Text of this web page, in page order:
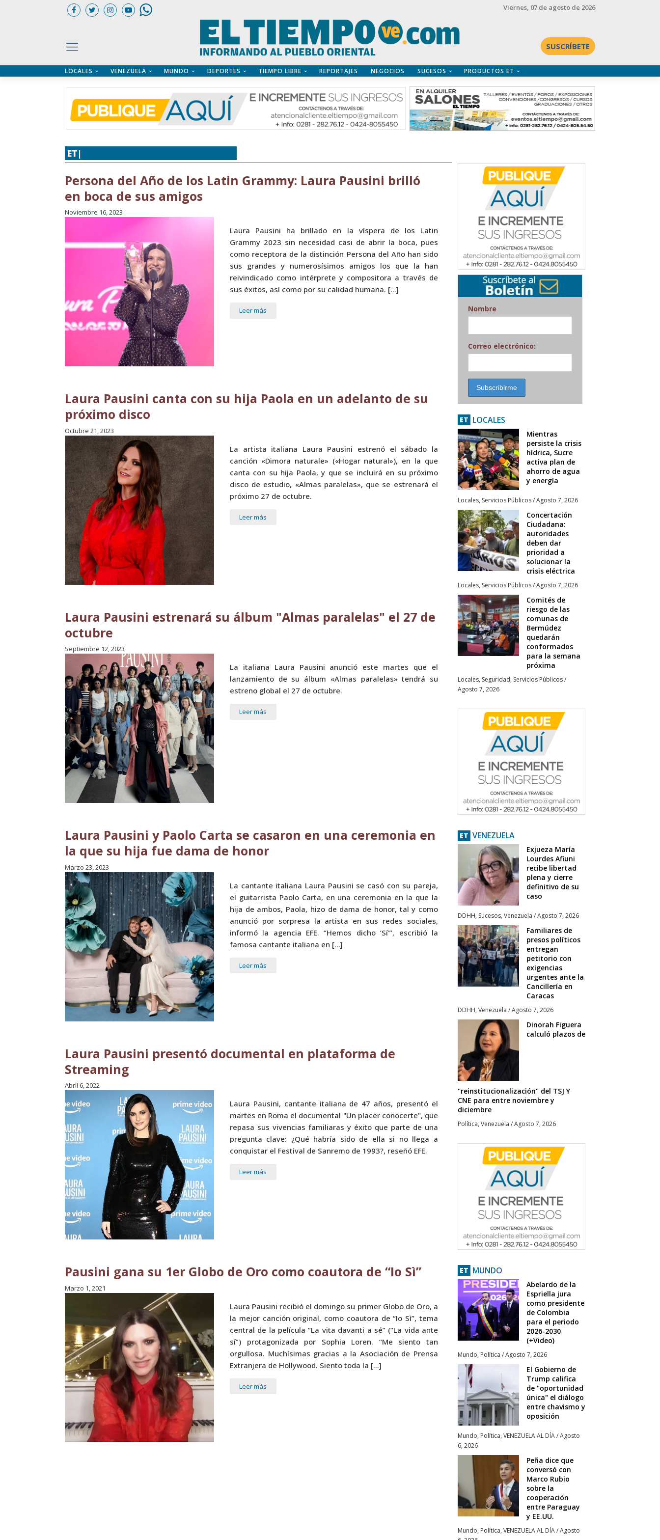
Viernes, 07 de agosto de 2026
SUSCRÍBETE
LOCALES VENEZUELA MUNDO DEPORTES TIEMPO LIBRE REPORTAJES NEGOCIOS SUCESOS PRODUCTOS ET
ET|
Persona del Año de los Latin Grammy: Laura Pausini brilló
en boca de sus amigos
Noviembre 16, 2023
Laura Pausini ha brillado en la víspera de los Latin
Grammy 2023 sin necesidad casi de abrir la boca, pues
como receptora de la distinción Persona del Año han sido
sus grandes y numerosísimos amigos los que la han
reivindicado como intérprete y compositora a través de
sus éxitos, así como por su calidad humana. […]
Leer más
Laura Pausini canta con su hija Paola en un adelanto de su
próximo disco
Octubre 21, 2023
La artista italiana Laura Pausini estrenó el sábado la
canción «Dimora naturale» («Hogar natural»), en la que
canta con su hija Paola, y que se incluirá en su próximo
disco de estudio, «Almas paralelas», que se estrenará el
próximo 27 de octubre.
Leer más
Laura Pausini estrenará su álbum "Almas paralelas" el 27 de
octubre
Septiembre 12, 2023
La italiana Laura Pausini anunció este martes que el
lanzamiento de su álbum «Almas paralelas» tendrá su
estreno global el 27 de octubre.
Leer más
Laura Pausini y Paolo Carta se casaron en una ceremonia en
la que su hija fue dama de honor
Marzo 23, 2023
La cantante italiana Laura Pausini se casó con su pareja,
el guitarrista Paolo Carta, en una ceremonia en la que la
hija de ambos, Paola, hizo de dama de honor, tal y como
anunció por sorpresa la artista en sus redes sociales,
informó la agencia EFE. “Hemos dicho ‘Sí'”, escribió la
famosa cantante italiana en […]
Leer más
Laura Pausini presentó documental en plataforma de
Streaming
Abril 6, 2022
Laura Pausini, cantante italiana de 47 años, presentó el
martes en Roma el documental "Un placer conocerte", que
repasa sus vivencias familiaras y éxito que parte de una
pregunta clave: ¿Qué habría sido de ella si no llega a
conquistar el Festival de Sanremo de 1993?, reseñó EFE.
Leer más
Pausini gana su 1er Globo de Oro como coautora de “Io Sì”
Marzo 1, 2021
Laura Pausini recibió el domingo su primer Globo de Oro, a
la mejor canción original, como coautora de “Io Sì”, tema
central de la película “La vita davanti a sé” (“La vida ante
sí”) protagonizada por Sophia Loren. “Me siento tan
orgullosa. Muchísimas gracias a la Asociación de Prensa
Extranjera de Hollywood. Siento toda la […]
Leer más
Nombre
Correo electrónico:
ET LOCALES
Mientras
persiste la crisis
hídrica, Sucre
activa plan de
ahorro de agua
y energía
Locales, Servicios Públicos/Agosto 7, 2026
Concertación
Ciudadana:
autoridades
deben dar
prioridad a
solucionar la
crisis eléctrica
Locales, Servicios Públicos/Agosto 7, 2026
Comités de
riesgo de las
comunas de
Bermúdez
quedarán
conformados
para la semana
próxima
Locales, Seguridad, Servicios Públicos/
Agosto 7, 2026
ET VENEZUELA
Exjueza María
Lourdes Afiuni
recibe libertad
plena y cierre
definitivo de su
caso
DDHH, Sucesos, Venezuela /Agosto 7, 2026
Familiares de
presos políticos
entregan
petitorio con
exigencias
urgentes ante la
Cancillería en
Caracas
DDHH, Venezuela /Agosto 7, 2026
Dinorah Figuera
calculó plazos de
"reinstitucionalización" del TSJ Y
CNE para entre noviembre y
diciembre
Política, Venezuela /Agosto 7, 2026
ET MUNDO
Abelardo de la
Espriella jura
como presidente
de Colombia
para el periodo
2026-2030
(+Video)
Mundo, Política /Agosto 7, 2026
El Gobierno de
Trump califica
de "oportunidad
única" el diálogo
entre chavismo y
oposición
Mundo, Política, VENEZUELA AL DÍA/Agosto
6, 2026
Peña dice que
conversó con
Marco Rubio
sobre la
cooperación
entre Paraguay
y EE.UU.
Mundo, Política, VENEZUELA AL DÍA/Agosto